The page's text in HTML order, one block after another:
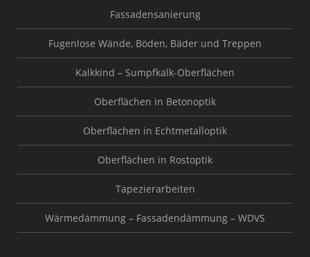
Fassadensanierung
Fugenlose Wände, Böden, Bäder und Treppen
Kalkkind – Sumpfkalk-Oberflächen
Oberflächen in Betonoptik
Oberflächen in Echtmetalloptik
Oberflächen in Rostoptik
Tapezierarbeiten
Wärmedämmung – Fassadendämmung – WDVS